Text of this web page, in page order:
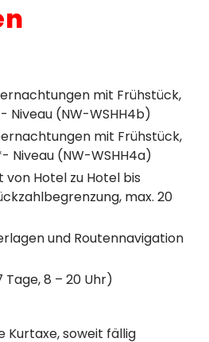
mit Frühstück,
Niveau (NW-WSHH4b)
mit Frühstück,
Niveau (NW-WSHH4a)
Hotel zu Hotel bis
max. 20
und Routennavigation
Tage, 8 – 20 Uhr)
Kurtaxe, soweit fällig